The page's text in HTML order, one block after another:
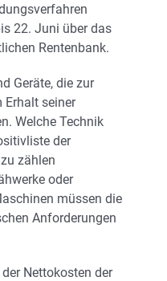
22. Juni über das
Rentenbank.
Geräte, die zur
Erhalt seiner
Welche Technik
der
zählen
oder
müssen die
Anforderungen
Nettokosten der